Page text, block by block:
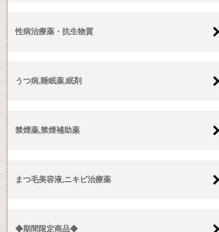
性病治療薬・抗生物質
うつ病,睡眠薬,眠剤
禁煙薬,禁煙補助薬
まつ毛美容液,ニキビ治療薬
◆期間限定商品◆